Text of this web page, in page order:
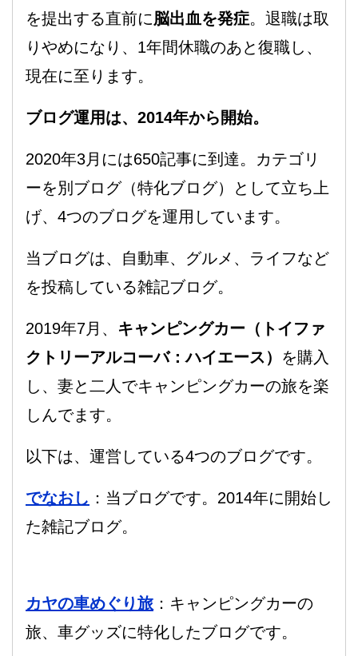
を提出する直前に脳出血を発症。退職は取
りやめになり、1年間休職のあと復職し、
現在に至ります。
ブログ運用は、2014年から開始。
2020年3月には650記事に到達。カテゴリ
ーを別ブログ（特化ブログ）として立ち上
げ、4つのブログを運用しています。
当ブログは、自動車、グルメ、ライフなど
を投稿している雑記ブログ。
2019年7月、 キャンピングカー（トイファ
クトリーアルコーバ：ハイエース） を購入
し、妻と二人でキャンピングカーの旅を楽
しんでます。
以下は、運営している4つのブログです。
でなおし ：当ブログです。2014年に開始し
た雑記ブログ。
カヤの車めぐり旅 ：キャンピングカーの
旅、車グッズに特化したブログです。